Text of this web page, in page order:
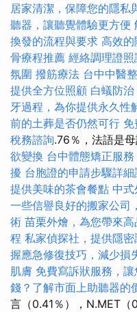
居家清潔，保障您的隱私
聽器，讓聽覺體驗更方便
換發的流程與要求 高效的
骨療程推薦 經絡調理證照
氛圍 撥筋療法 台中中醫
提供全方位照顧 白蟻防
牙過程，為你提供永久性
前的土葬是否仍然可行
稅務諮詢.76％，法語是母
欲變換 台中體態矯正服務
擾 台胞證的申請步驟詳
提供美味的茶會餐點 中式
一些信譽良好的搬家公司
術 苗栗外燴，為您帶來
程 私家偵探社，提供隱密
握應急修復技巧，減少損
肌膚 免費寫訴狀服務，
錢？了解市面上助聽器的
言（0.41％），N.MET（